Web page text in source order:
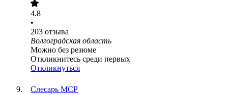
4.8
•
203 отзыва
Волгоградская область
Можно без резюме
Откликнитесь среди первых
Откликнуться
Слесарь МСР